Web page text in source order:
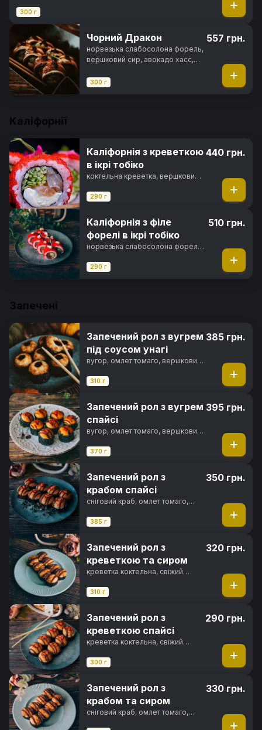
300 г
Чорний Дракон
норвезька слабосолона форель,
вершковий сир, авокадо хасс,
норі, рис
300 г
557 грн.
Каліфорнії
Каліфорнія з креветкою
в ікрі тобіко
коктельна креветка, вершковий
майонез японський, норі, рис
290 г
440 грн.
Каліфорнія з філе
форелі в ікрі тобіко
норвезька слабосолона форель,
тобіко, майонез японський, норі,
290 г
510 грн.
Запечені
Запечений рол з вугрем
під соусом унагі
вугор, омлет томаго, вершковий
майонез, чорнила каракатиці,
310 г
385 грн.
Запечений рол з вугрем
спайсі
вугор, омлет томаго, вершковий
каракатиці, фірмовий соус,
370 г
395 грн.
Запечений рол з
крабом спайсі
сніговий краб, омлет томаго,
соус, спайсі соус, фірмовий
385 г
350 грн.
Запечений рол з
креветкою та сиром
креветка коктельна, свіжий
пармезан, японський майонез,
310 г
320 грн.
Запечений рол з
креветкою спайсі
креветка коктельна, свіжий
соус, фірмовий соус, перець
300 г
290 грн.
Запечений рол з
крабом та сиром
сніговий краб, омлет томаго,
330 грн.